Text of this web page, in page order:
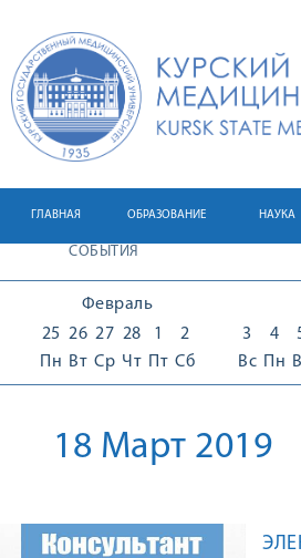
ГЛАВНАЯ ОБРАЗОВАНИЕ НАУКА
СОБЫТИЯ
Февраль
25
Пн
26
Вт
27
Ср
28
Чт
1
Пт
2
Сб
3
Вс
4
Пн
18 Март 2019